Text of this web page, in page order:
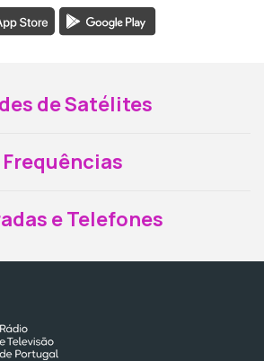
de Satélites
Frequências
e Telefones